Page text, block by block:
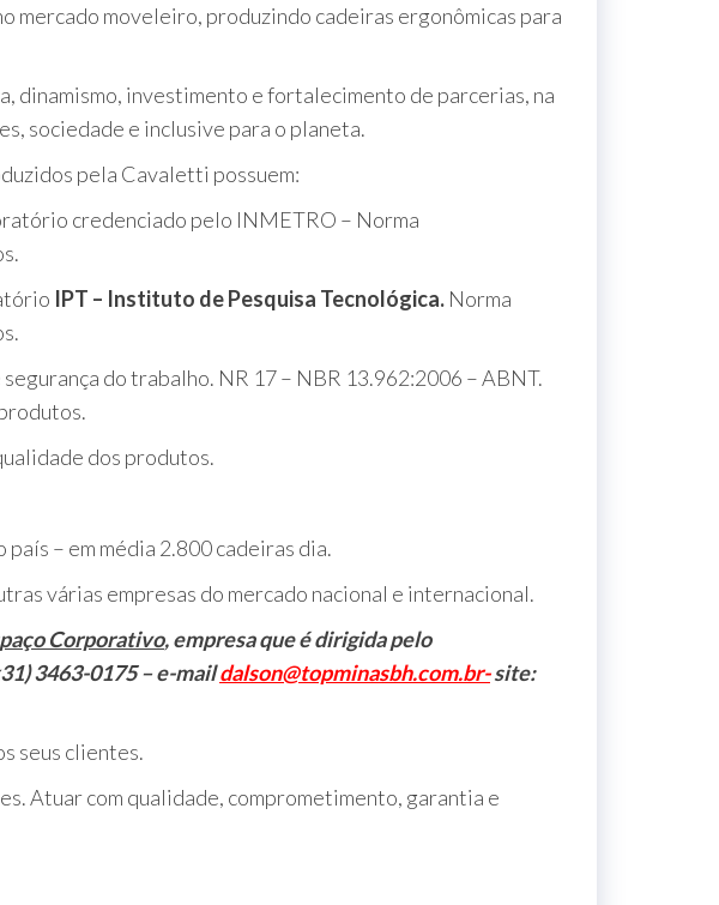
mercado moveleiro, produzindo cadeiras ergonômicas para
dinamismo, investimento e fortalecimento de parcerias, na
sociedade e inclusive para o planeta.
pela Cavaletti possuem:
credenciado pelo INMETRO – Norma
IPT – Instituto de Pesquisa Tecnológica. Norma
do trabalho. NR 17 – NBR 13.962:2006 – ABNT.
dos produtos.
– em média 2.800 cadeiras dia.
várias empresas do mercado nacional e internacional.
Corporativo, empresa que é dirigida pelo
3463-0175 – e-maildalson@topminasbh.com.br-site:
seus clientes.
Atuar com qualidade, comprometimento, garantia e